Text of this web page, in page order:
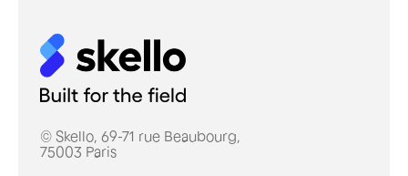
© Skello, 69-71 rue Beaubourg,
75003 Paris